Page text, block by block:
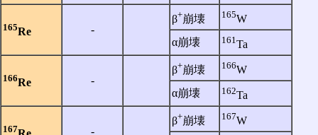
165Re ‐
β+崩壊 165W
α崩壊
161Ta
166Re ‐
β+崩壊 166W
α崩壊
162Ta
167 ‐
β+崩壊 167W